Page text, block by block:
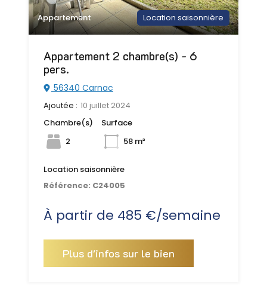
Appartement Location saisonnière
Appartement 2 chambre(s) - 6
pers.
56340 Carnac
Ajoutée : 10 juillet 2024
Chambre(s)
2
Surface
58 m²
Location saisonnière
Référence: C24005
À partir de 485 €/semaine
Plus d'infos sur le bien